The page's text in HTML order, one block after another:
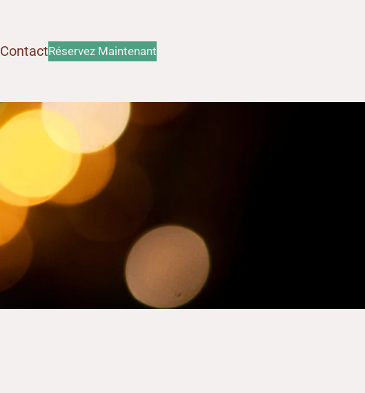
ContactRéservez Maintenant